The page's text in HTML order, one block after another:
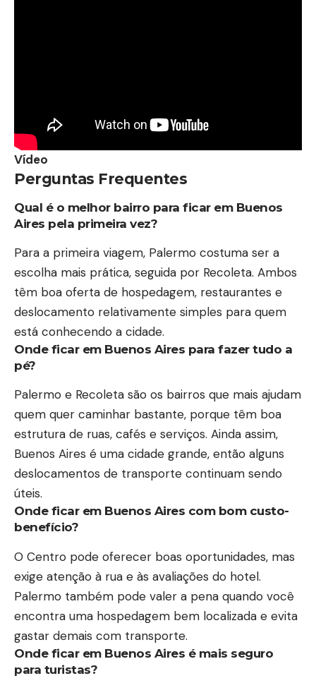
Vídeo
Perguntas Frequentes
Qual é o melhor bairro para ficar em Buenos
Aires pela primeira vez?
Para a primeira viagem, Palermo costuma ser a
escolha mais prática, seguida por Recoleta. Ambos
têm boa oferta de hospedagem, restaurantes e
deslocamento relativamente simples para quem
está conhecendo a cidade.
Onde ficar em Buenos Aires para fazer tudo a
pé?
Palermo e Recoleta são os bairros que mais ajudam
quem quer caminhar bastante, porque têm boa
estrutura de ruas, cafés e serviços. Ainda assim,
Buenos Aires é uma cidade grande, então alguns
deslocamentos de transporte continuam sendo
úteis.
Onde ficar em Buenos Aires com bom custo-
benefício?
O Centro pode oferecer boas oportunidades, mas
exige atenção à rua e às avaliações do hotel.
Palermo também pode valer a pena quando você
encontra uma hospedagem bem localizada e evita
gastar demais com transporte.
Onde ficar em Buenos Aires é mais seguro
para turistas?